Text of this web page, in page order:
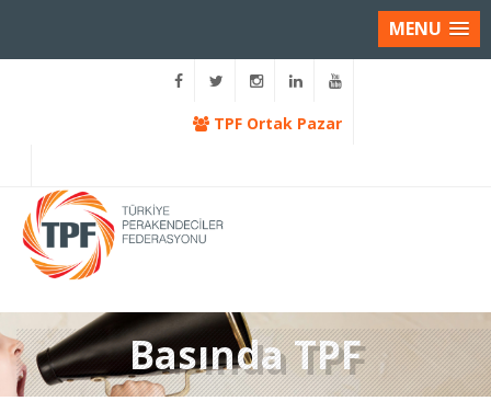
MENU
TPF Ortak Pazar
Basında TPF